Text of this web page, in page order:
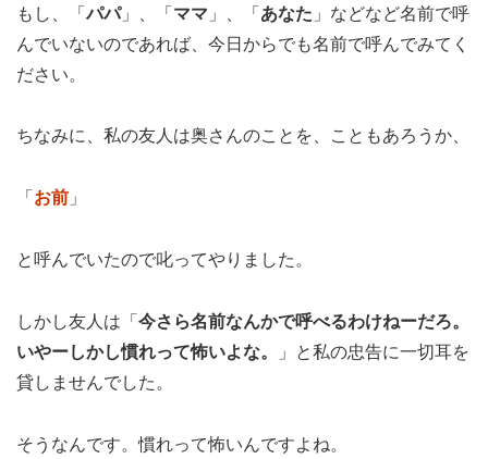
もし、「パパ」、「 ママ 」、「 あなた 」などなど名前で呼
んでいないのであれば、今日からでも名前で呼んでみてく
ださい。
ちなみに、私の友人は奥さんのことを、こともあろうか、
「 お前 」
と呼んでいたので叱ってやりました。
しかし友人は「 今さら名前なんかで呼べるわけねーだろ。
いやーしかし慣れって怖いよな。
」と私の忠告に一切耳を
貸しませんでした。
そうなんです。慣れって怖いんですよね。